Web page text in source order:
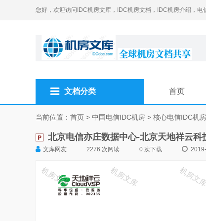
您好，欢迎访问IDC机房文库，IDC机房文档，IDC机房介绍，电
文档分类 首页
当前位置： 首页 > 中国电信IDC机房 > 核心电信IDC机房
北京电信亦庄数据中心-北京天地祥云科
文库网友 2276 次阅读 0 次下载